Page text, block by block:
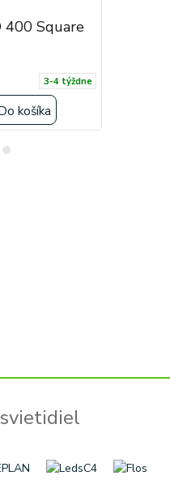
400 Square
3-4 týždne
košíka